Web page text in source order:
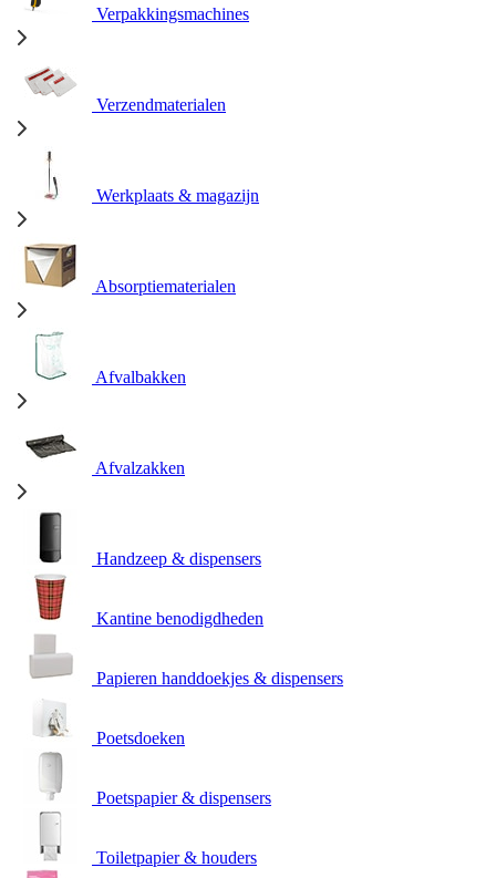
Verpakkingsmachines
Verzendmaterialen
Werkplaats & magazijn
Absorptiematerialen
Afvalbakken
Afvalzakken
Handzeep & dispensers
Kantine benodigdheden
Papieren handdoekjes & dispensers
Poetsdoeken
Poetspapier & dispensers
Toiletpapier & houders